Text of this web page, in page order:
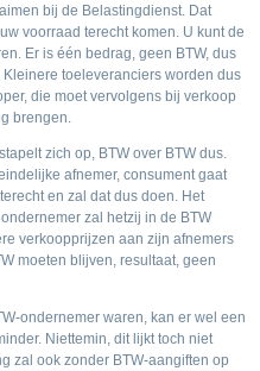
bij de Belastingdienst. Dat
voorraad terecht komen. U kunt de
Er is één bedrag, geen BTW, dus
toeleveranciers worden dus
die moet vervolgens bij verkoop
brengen.
zich op, BTW over BTW dus.
afnemer, consument gaat
en zal dat dus doen. Het
zal hetzij in de BTW
verkoopprijzen aan zijn afnemers
moeten blijven, resultaat, geen
ondernemer waren, kan er wel een
Niettemin, dit lijkt toch niet
zal ook zonder BTW-aangiften op